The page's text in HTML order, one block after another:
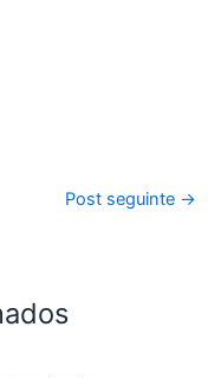
Post seguinte →